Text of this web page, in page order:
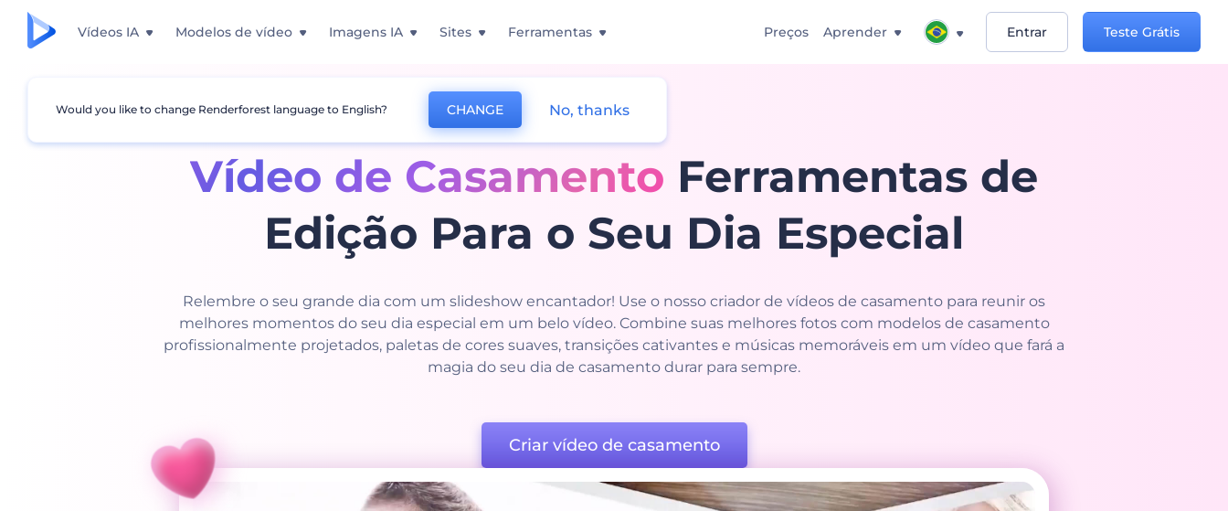
Vídeos IA Modelos de vídeo Imagens IA Sites Ferramentas Preços Aprender Entrar Teste Grátis
Vídeo de Casamento Ferramentas de
Edição Para o Seu Dia Especial
Relembre o seu grande dia com um slideshow encantador! Use o nosso criador de vídeos de casamento para reunir os
melhores momentos do seu dia especial em um belo vídeo. Combine suas melhores fotos com modelos de casamento
profissionalmente projetados, paletas de cores suaves, transições cativantes e músicas memoráveis em um vídeo que fará a
magia do seu dia de casamento durar para sempre.
Criar vídeo de casamento
Would you like to change Renderforest language to English? CHANGE No, thanks